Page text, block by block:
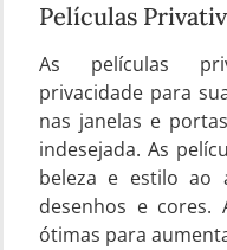
Películas
As películas
privacidade para
nas janelas e
indesejada. As
beleza e estilo ao
desenhos e cores.
ótimas para